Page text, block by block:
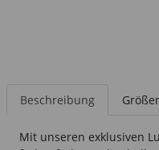
Beschreibung
Mit unseren exklusiven